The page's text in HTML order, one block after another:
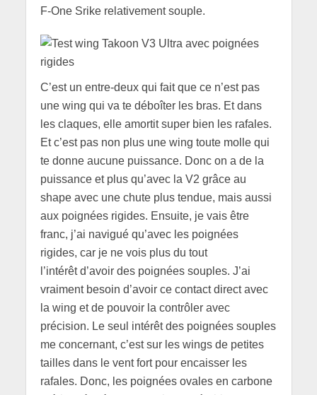
F-One Srike relativement souple.
C’est un entre-deux qui fait que ce n’est pas
une wing qui va te déboîter les bras. Et dans
les claques, elle amortit super bien les rafales.
Et c’est pas non plus une wing toute molle qui
te donne aucune puissance. Donc on a de la
puissance et plus qu’avec la V2 grâce au
shape avec une chute plus tendue, mais aussi
aux poignées rigides. Ensuite, je vais être
franc, j’ai navigué qu’avec les poignées
rigides, car je ne vois plus du tout
l’intérêt d’avoir des poignées souples. J’ai
vraiment besoin d’avoir ce contact direct avec
la wing et de pouvoir la contrôler avec
précision. Le seul intérêt des poignées souples
me concernant, c’est sur les wings de petites
tailles dans le vent fort pour encaisser les
rafales. Donc, les poignées ovales en carbone